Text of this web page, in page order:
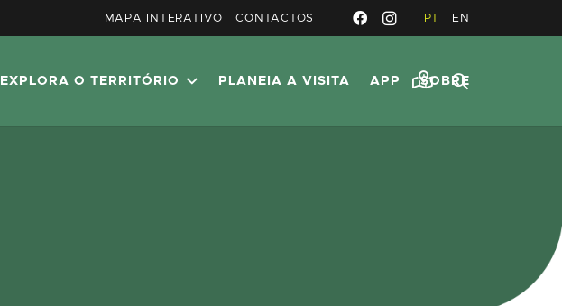
MAPA INTERATIVO CONTACTOS PT EN
EXPLORA O TERRITÓRIO PLANEIA A VISITA APP SOBRE